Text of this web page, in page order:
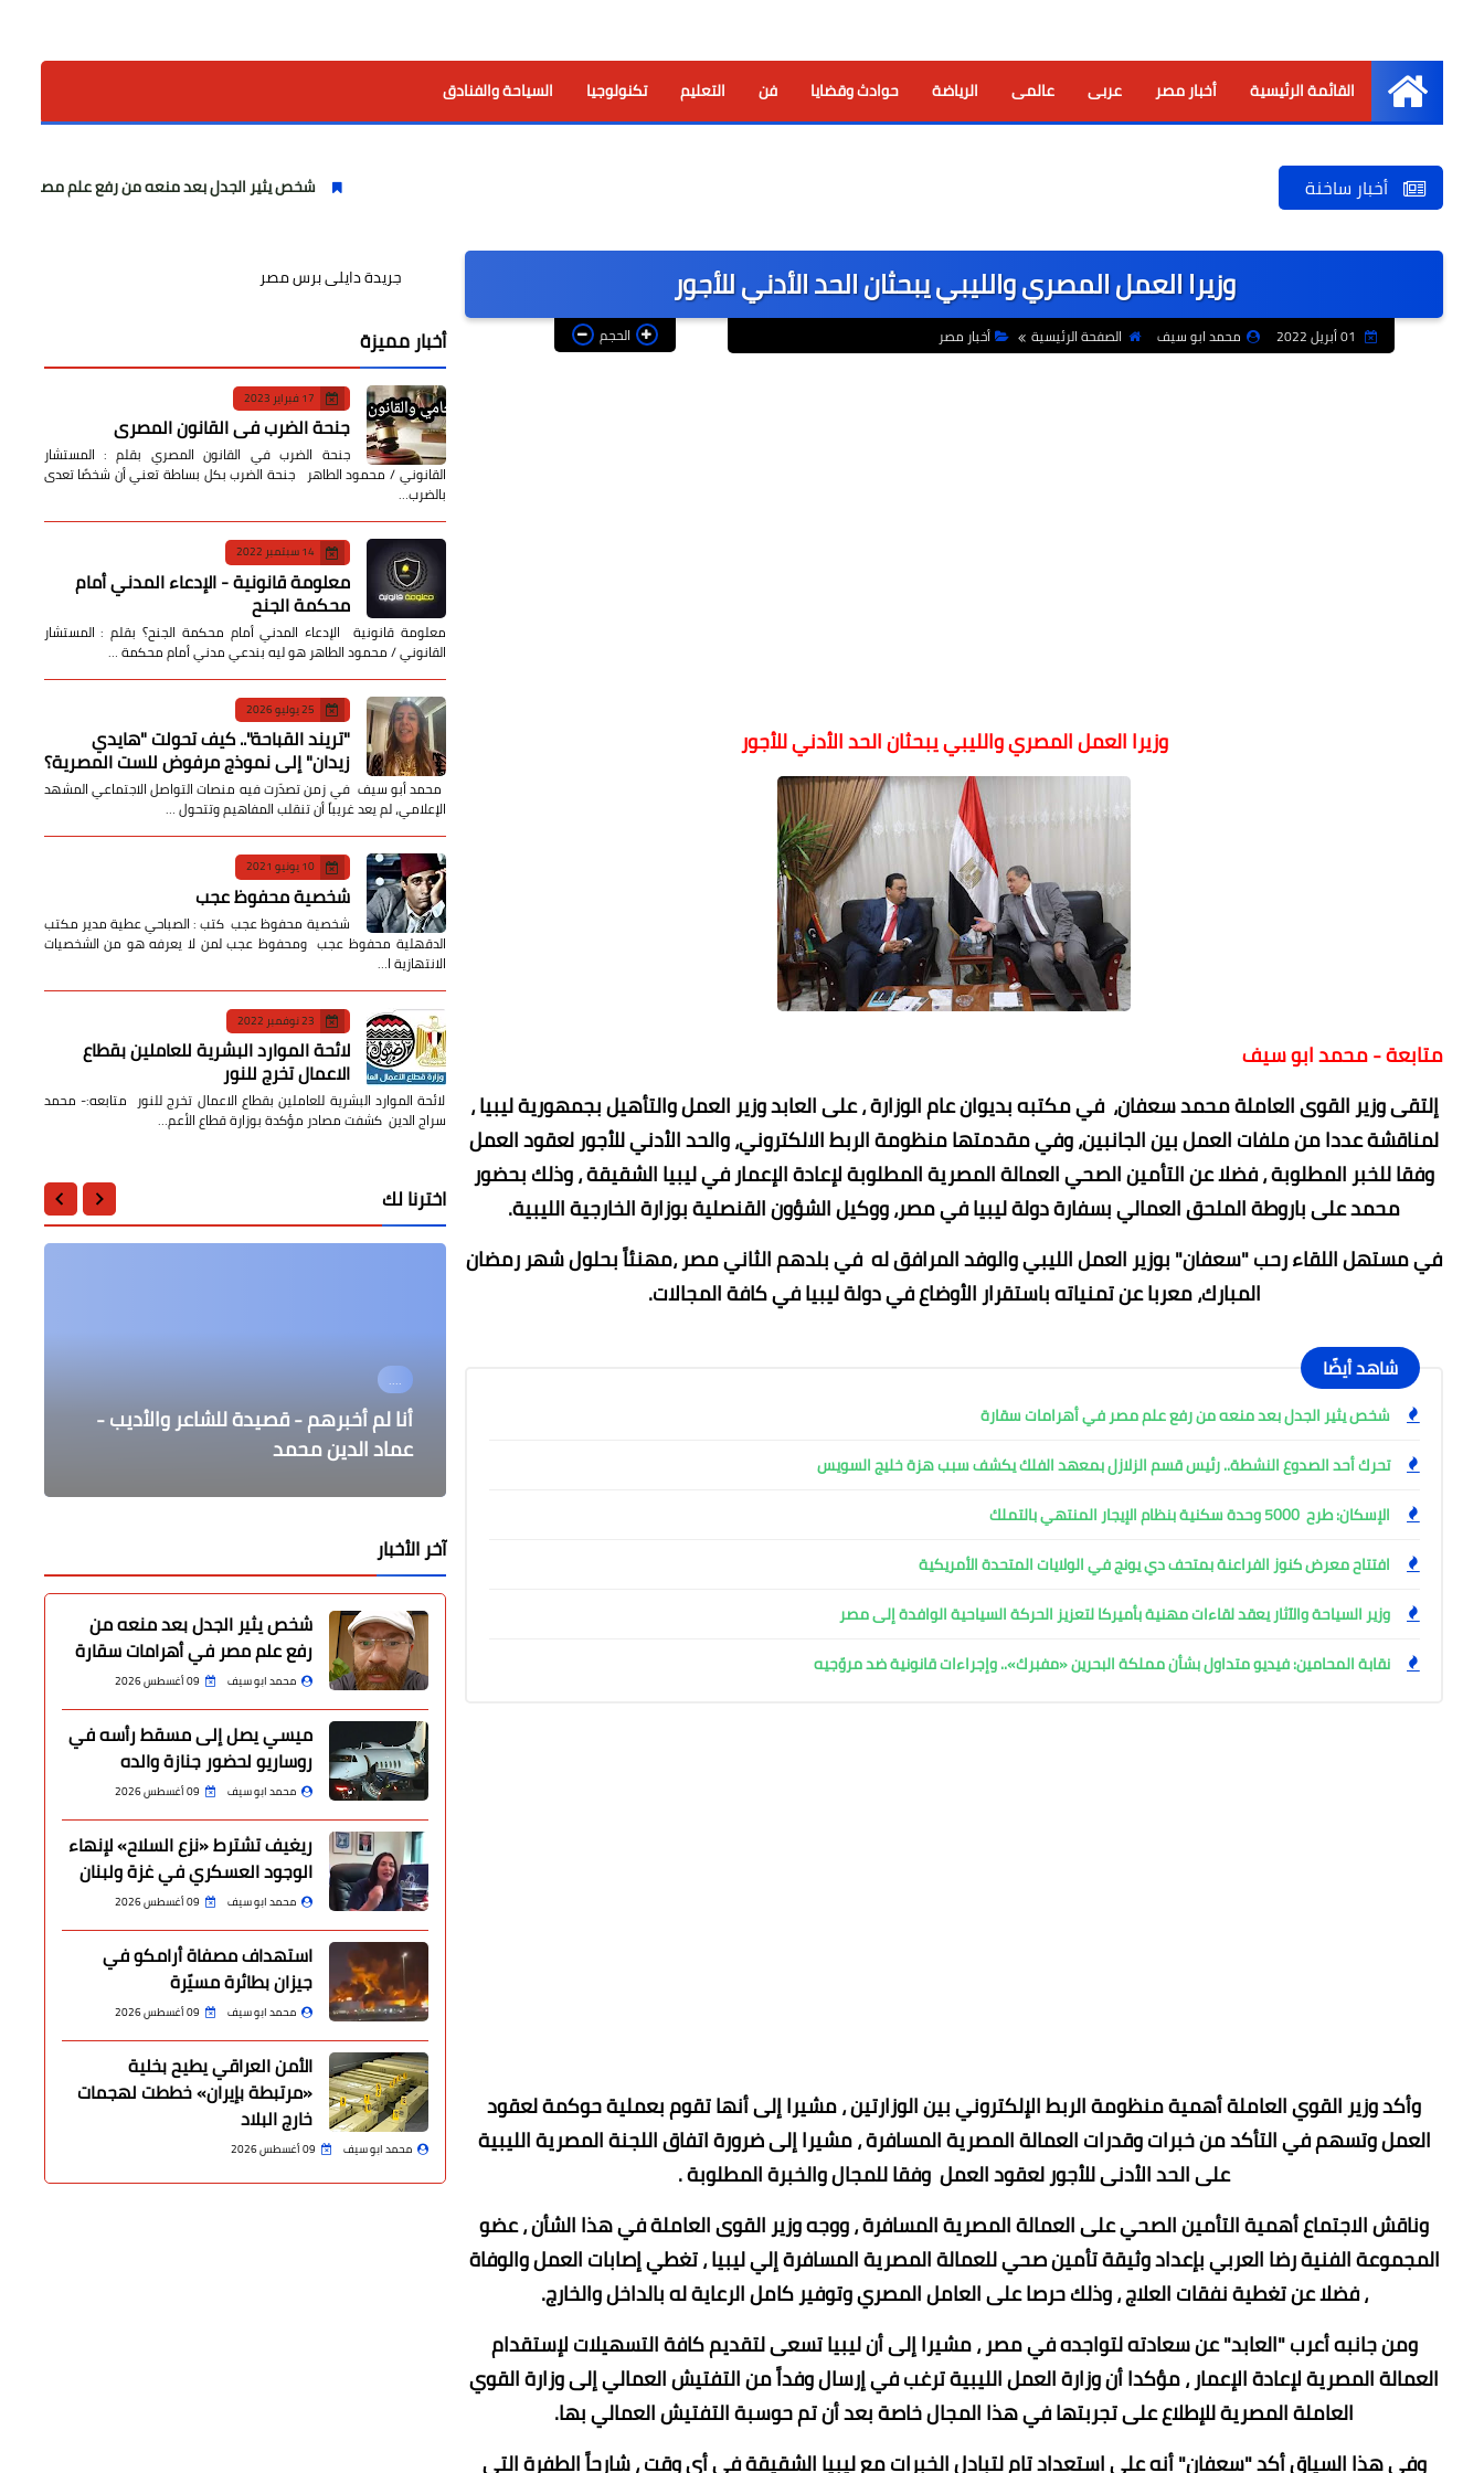
الرئيسية
القائمة الرئيسية أخبار مصر عربى عالمى الرياضة حوادث وقضايا فن التعليم تكنولوجيا السياحة والفنادق
أخبار ساخنة شخص يثير الجدل بعد منعه من رفع علم مصر في أهرامات
وزيرا العمل المصري والليبي يبحثان الحد الأدني للأجور
محمد ابو سيف الصفحة الرئيسية أخبار مصر الحجم
وزيرا العمل المصري والليبي يبحثان الحد الأدني للأجور
متابعة - محمد ابو سيف
إلتقى وزير القوى العاملة محمد سعفان، في مكتبه بديوان عام الوزارة ، على العابد وزير العمل والتأهيل بجمهورية ليبيا ،
لمناقشة عددا من ملفات العمل بين الجانبين، وفي مقدمتها منظومة الربط الالكتروني، والحد الأدني للأجور لعقود العمل
وفقا للخبر المطلوبة ، فضلا عن التأمين الصحي العمالة المصرية المطلوبة لإعادة الإعمار في ليبيا الشقيقة ، وذلك بحضور
محمد على باروطة الملحق العمالي بسفارة دولة ليبيا في مصر، ووكيل الشؤون القنصلية بوزارة الخارجية الليبية.
في مستهل اللقاء رحب "سعفان" بوزير العمل الليبي والوفد المرافق له في بلدهم الثاني مصر ،مهنئاً بحلول شهر رمضان
المبارك، معربا عن تمنياته باستقرار الأوضاع في دولة ليبيا في كافة المجالات.
شاهد أيضًا
شخص يثير الجدل بعد منعه من رفع علم مصر في أهرامات سقارة
تحرك أحد الصدوع النشطة.. رئيس قسم الزلازل بمعهد الفلك يكشف سبب هزة خليج السويس
الإسكان: طرح 5000 وحدة سكنية بنظام الإيجار المنتهي بالتملك
افتتاح معرض كنوز الفراعنة بمتحف دي يونج في الولايات المتحدة الأمريكية
وزير السياحة والآثار يعقد لقاءات مهنية بأميركا لتعزيز الحركة السياحية الوافدة إلى مصر
نقابة المحامين: فيديو متداول بشأن مملكة البحرين «مفبرك».. وإجراءات قانونية ضد مروّجيه
وأكد وزير القوي العاملة أهمية منظومة الربط الإلكتروني بين الوزارتين ، مشيرا إلى أنها تقوم بعملية حوكمة لعقود
العمل وتسهم في التأكد من خبرات وقدرات العمالة المصرية المسافرة ، مشيرا إلى ضرورة اتفاق اللجنة المصرية الليبية
على الحد الأدنى للأجور لعقود العمل وفقا للمجال والخبرة المطلوبة .
وناقش الاجتماع أهمية التأمين الصحي على العمالة المصرية المسافرة ، ووجه وزير القوى العاملة في هذا الشأن ، عضو
المجموعة الفنية رضا العربي بإعداد وثيقة تأمين صحي للعمالة المصرية المسافرة إلي ليبيا ، تغطي إصابات العمل والوفاة
، فضلا عن تغطية نفقات العلاج ، وذلك حرصا على العامل المصري وتوفير كامل الرعاية له بالداخل والخارج.
ومن جانبه أعرب "العابد" عن سعادته لتواجده في مصر ، مشيرا إلى أن ليبيا تسعى لتقديم كافة التسهيلات لإستقدام
العمالة المصرية لإعادة الإعمار ، مؤكدا أن وزارة العمل الليبية ترغب في إرسال وفداً من التفتيش العمالي إلى وزارة القوي
العاملة المصرية للإطلاع على تجربتها في هذا المجال خاصة بعد أن تم حوسبة التفتيش العمالي بها.
وفي هذا السياق أكد "سعفان" أنه على استعداد تام لتبادل الخبرات مع ليبيا الشقيقة في أى وقت ، شارحاً الطفرة التي
جريدة دايلى برس مصر
أخبار مميزة
17 فبراير 2023
جنحة الضرب في القانون المصري
جنحة الضرب في القانون المصري بقلم : المستشار
القانوني / محمود الطاهر جنحة الضرب بكل بساطة تعني أن شخصًا تعدى
بالضرب…
14 سبتمبر 2022
معلومة قانونية - الإدعاء المدني أمام
محكمة الجنح
معلومة قانونية الإدعاء المدني أمام محكمة الجنح؟ بقلم : المستشار
القانوني / محمود الطاهر هو ليه بندعي مدني أمام محكمة …
25 يوليو 2026
​"تريند القباحة".. كيف تحولت "هايدي
زيدان" إلى نموذج مرفوض للست المصرية؟
​ محمد أبو سيف ​في زمن تصدّرت فيه منصات التواصل الاجتماعي المشهد
الإعلامي، لم يعد غريباً أن تنقلب المفاهيم وتتحول …
10 يونيو 2021
شخصية محفوظ عجب
شخصية محفوظ عجب كتب : الصباحي عطية مدير مكتب
الدقهلية محفوظ عجب ومحفوظ عجب لمن لا يعرفه هو من الشخصيات
الانتهازية ا…
23 نوفمبر 2022
لائحة الموارد البشرية للعاملين بقطاع
الاعمال تخرج للنور
لائحة الموارد البشرية للعاملين بقطاع الاعمال تخرج للنور متابعه:- محمد
سراج الدين كشفت مصادر مؤكدة بوزارة قطاع الأعم…
اخترنا لك
عماد الدين محمد
15 أغسطس 2021
....
أنا لم أخبرهم - قصيدة للشاعر والأديب -
عماد الدين محمد
15 أغسطس 2021
أخبار مصر
السيسي عن قانون الإيجار القديم: المِلكية
يجب أن تعود إليها قيمتها
15 أغسطس 2021
الرأى
بين اليأس والأمل
15 أغسطس 2021
أخبار مصر
إيقاف خصم 1% من مرتبات العاملين
بالدولة اعتبارا من سبتمبر المقبل
15 أغسطس 2021
....
قوة القلب والشجاعةالجزء الثاني
آخر الأخبار
شخص يثير الجدل بعد منعه من
رفع علم مصر في أهرامات سقارة
محمد ابو سيف 09 أغسطس 2026
ميسي يصل إلى مسقط رأسه في
روساريو لحضور جنازة والده
محمد ابو سيف 09 أغسطس 2026
ريغيف تشترط «نزع السلاح» لإنهاء
الوجود العسكري في غزة ولبنان
محمد ابو سيف 09 أغسطس 2026
استهداف مصفاة أرامكو في
جيزان بطائرة مسيّرة
محمد ابو سيف 09 أغسطس 2026
الأمن العراقي يطيح بخلية
«مرتبطة بإيران» خططت لهجمات
خارج البلاد
محمد ابو سيف 09 أغسطس 2026